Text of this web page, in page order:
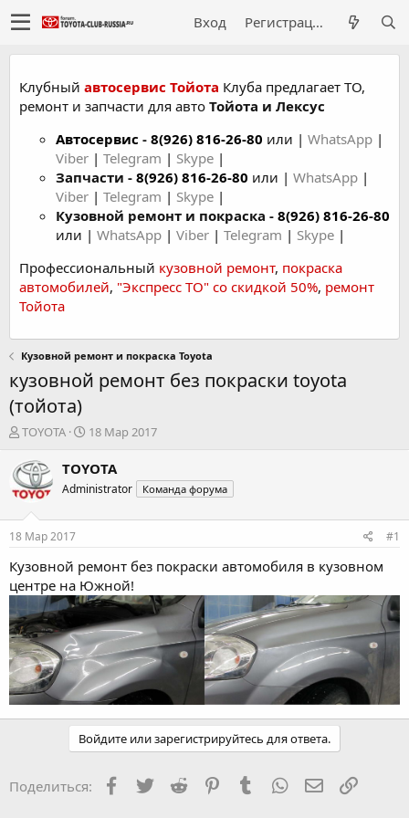
Вход Регистрация
Клубный автосервис Тойота Клуба предлагает ТО,
ремонт и запчасти для авто Тойота и Лексус
Автосервис - 8(926) 816-26-80 или | WhatsApp |
Viber | Telegram | Skype |
Запчасти - 8(926) 816-26-80 или | WhatsApp |
Viber | Telegram | Skype |
Кузовной ремонт и покраска - 8(926) 816-26-80
или | WhatsApp | Viber | Telegram | Skype |
Профессиональный кузовной ремонт, покраска
автомобилей, "Экспресс ТО" со скидкой 50%, ремонт
Тойота
Кузовной ремонт и покраска Toyota
кузовной ремонт без покраски toyota
(тойота)
А
т
о
р
е
м
ы
TOYOTA
Д
т
н
л
а
18 Мар 2017
TOYOTA
Administrator Команда форума
18 Мар 2017 #1
Кузовной ремонт без покраски автомобиля в кузовном
центре на Южной!
Войдите или зарегистрируйтесь для ответа.
Поделиться: Facebook
TwitterReddit PinterestTumblr WhatsApp Ссылка